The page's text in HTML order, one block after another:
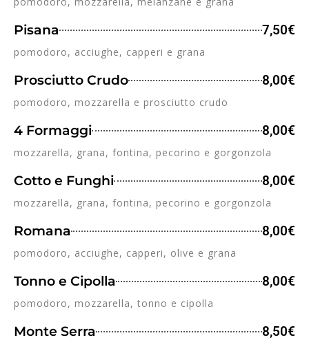
Pisana 7,50€
pomodoro, acciughe, capperi e grana
Prosciutto Crudo 8,00€
pomodoro, mozzarella e prosciutto crudo
4 Formaggi 8,00€
mozzarella, grana, fontina, pecorino e gorgonzola
Cotto e Funghi 8,00€
mozzarella, grana, fontina, pecorino e gorgonzola
Romana 8,00€
pomodoro, acciughe, capperi, olive e grana
Tonno e Cipolla 8,00€
pomodoro, mozzarella, tonno e cipolla
Monte Serra 8,50€